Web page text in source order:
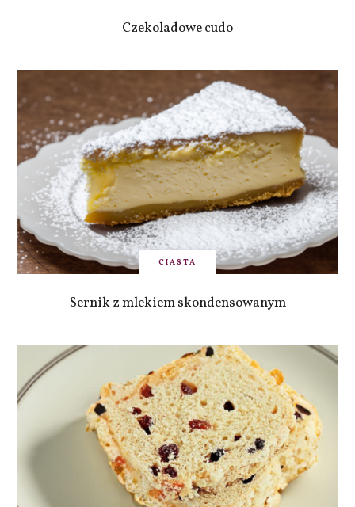
Czekoladowe cudo
CIASTA
Sernik z mlekiem skondensowanym